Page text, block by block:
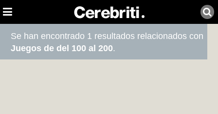
Se han encontrado 1 resultados relacionados con
Juegos de del 100 al 200.